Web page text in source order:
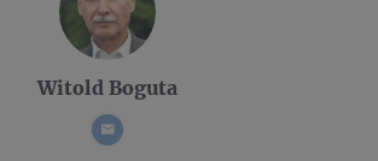
Witold Boguta